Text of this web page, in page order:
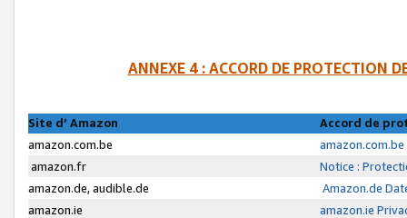
ANNEXE 4 : ACCORD DE PROTECTION
Site d’ Amazon
Accord de
amazon.com.be
amazon.fr
Notice :
amazon.de, audible.de
Amazon.de
amazon.ie
amazon.ie